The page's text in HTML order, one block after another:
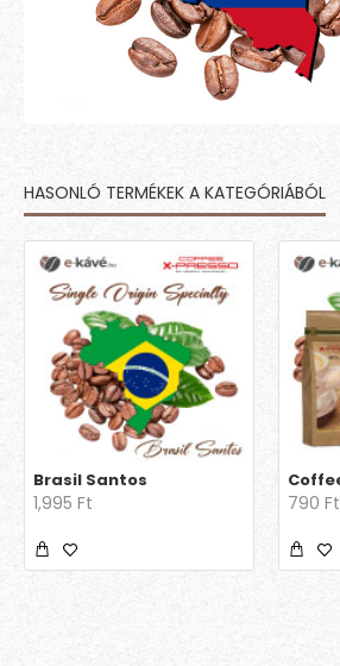
HASONLÓ TERMÉKEK A KATEGÓRIÁBÓL
Brasil Santos
1,995 Ft 790 Ft